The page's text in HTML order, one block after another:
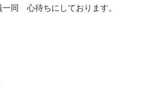
同　心待ちにしております。